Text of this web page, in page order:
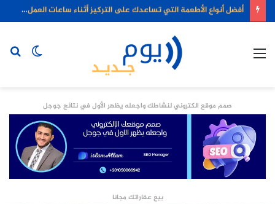
أفضل أنواع الأطعمة التي تساعدك على التركيز أثناء ساعات العمل الطويلة
الوضع
صمم موقع الكتروني لنشاطك واجعله يظهر الأول في نتائج جوجل
بيع عقاراتك مجانا